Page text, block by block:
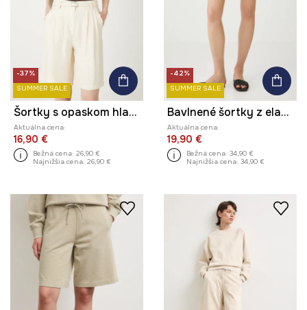
-37%
SUMMER SALE
Šortky s opaskom hladké
Aktuálna cena:
16,90 €
Bežná cena: 26,90 €
Najnižšia cena: 26,90 €
-42%
SUMMER SALE
Bavlnené šortky z elastánu s opaskom tyrkysová farba
Aktuálna cena:
19,90 €
Bežná cena: 34,90 €
Najnižšia cena: 34,90 €